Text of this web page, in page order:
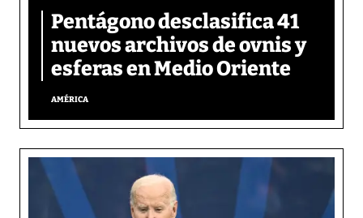
Pentágono desclasifica 41
nuevos archivos de ovnis y
esferas en Medio Oriente
AMÉRICA